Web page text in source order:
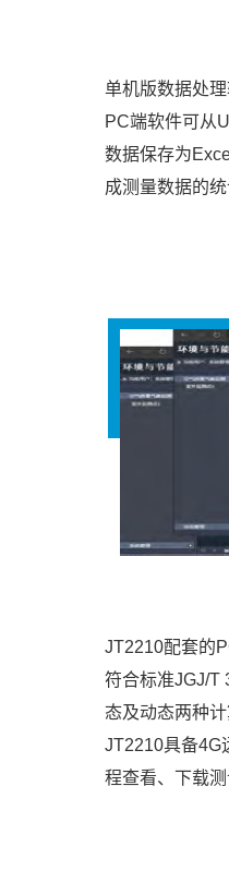
单机版数据处理
PC端软件可从
数据保存为
成测量数据的
JT2210配套的
符合标准JGJ/T
态及动态两种
JT2210具备4G
程查看、下载